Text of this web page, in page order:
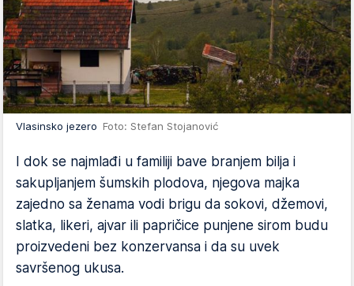
Vlasinsko jezero Foto: Stefan Stojanović
I dok se najmlađi u familiji bave branjem bilja i
sakupljanjem šumskih plodova, njegova majka
zajedno sa ženama vodi brigu da sokovi, džemovi,
slatka, likeri, ajvar ili papričice punjene sirom budu
proizvedeni bez konzervansa i da su uvek
savršenog ukusa.